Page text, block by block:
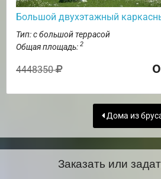
Большой двухэтажный
Тип: с большой террасой
Общая площадь: 2
4448350
Дома из
Заказать или